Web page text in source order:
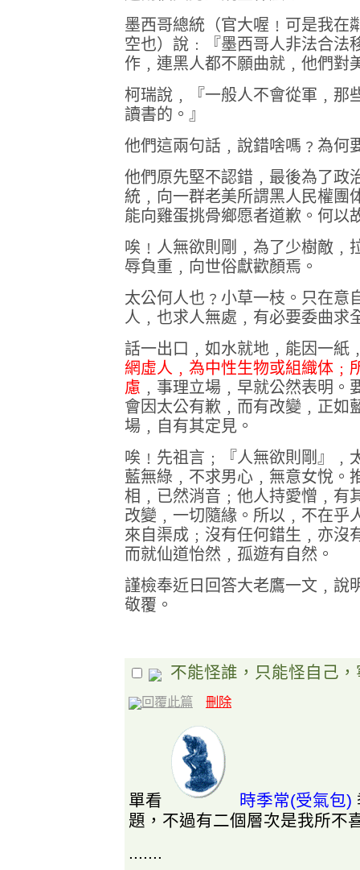
墨西哥總統（官大喔﹗可是我在
空也）說﹕『墨西哥人非法合法
作﹐連黑人都不願曲就﹐他們對
柯瑞說﹐『一般人不會從軍﹐那
讀書的。』
他們這兩句話﹐說錯啥嗎﹖為何
他們原先堅不認錯﹐最後為了政
統﹐向一群老美所謂黑人民權團
能向雞蛋挑骨鄉愿者道歉。何以
唉﹗人無欲則剛﹐為了少樹敵﹐
辱負重﹐向世俗獻歡顏焉。
太公何人也﹖小草一枝。只在意
人﹐也求人無處﹐有必要委曲求
話一出口﹐如水就地﹐能因一紙
網虛人﹐為中性生物或組織体﹔
慮 ﹐事理立場﹐早就公然表明
會因太公有歉﹐而有改變﹐正如
場﹐自有其定見。
唉﹗先祖言﹔『人無欲則剛』﹐
藍無綠﹐不求男心﹐無意女悅。
相﹐已然消音﹔他人持愛憎﹐有
改變﹐一切隨緣。所以﹐不在乎
來自渠成﹔沒有任何錯生﹐ 亦沒
而就仙道怡然﹐孤遊有自然。
謹檢奉近日回答大老鷹一文﹐說
敬覆。
不能怪誰，只能怪自己
回覆此篇 刪除
單看 時季常(受氣包)
題，不過有二個層次是我所不
.......